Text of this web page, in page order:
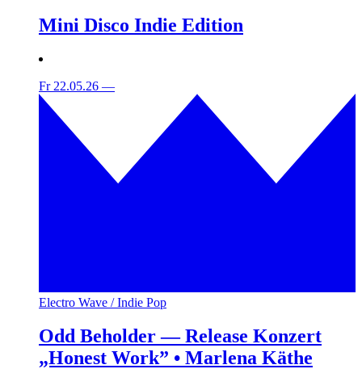
Mini Disco Indie Edition
Fr 22.05.26 —
Electro Wave / Indie Pop
Odd Beholder — Release Konzert
„Honest Work” • Marlena Käthe